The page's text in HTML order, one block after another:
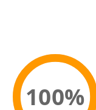
100%